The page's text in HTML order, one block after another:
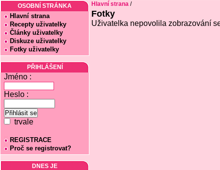
OSOBNÍ STRÁNKA
Hlavní strana
Recepty uživatelky
Články uživatelky
Diskuze uživatelky
Fotky uživatelky
PŘIHLÁŠENÍ
Jméno :
Heslo :
trvale
REGISTRACE
Proč se registrovat?
DNES JE
Hlavní strana /
Fotky
Uživatelka nepovolila zobrazování